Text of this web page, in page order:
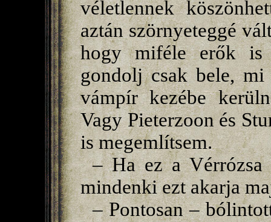
véletlennek
aztán szörnyeteggé
hogy miféle erők is
gondolj csak bele,
vámpír kezébe
Vagy Pieterzoon és
is megemlítsem.
– Ha ez a Vérrózsa
mindenki ezt akarja
– Pontosan –